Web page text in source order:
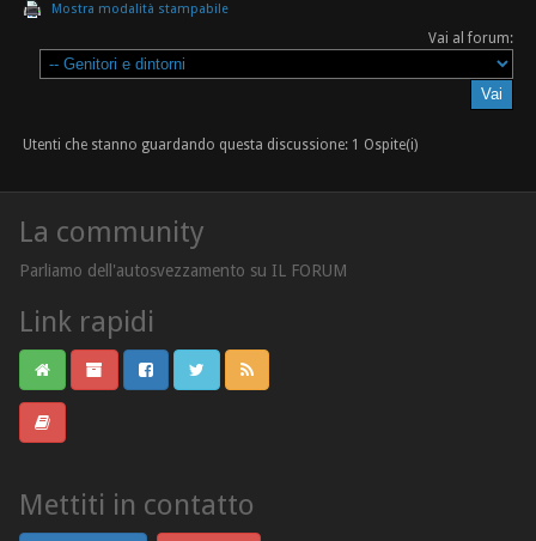
Mostra modalità stampabile
Vai al forum:
Utenti che stanno guardando questa discussione: 1 Ospite(i)
La community
Parliamo dell'autosvezzamento su IL FORUM
Link rapidi
Mettiti in contatto